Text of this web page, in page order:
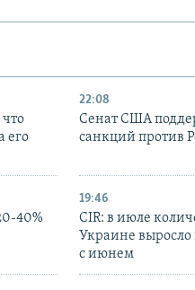
его
22:08
Сенат США
санкций против
40%
19:46
CIR: в июле
Украине выросло
с июнем